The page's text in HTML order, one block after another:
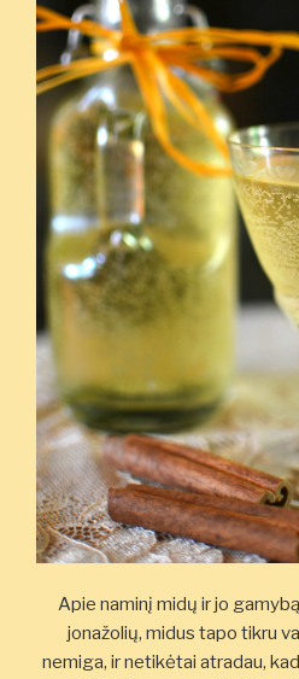
Apie naminį midų ir jo
jonažolių, midus tapo tikru
nemiga, ir netikėtai atradau,